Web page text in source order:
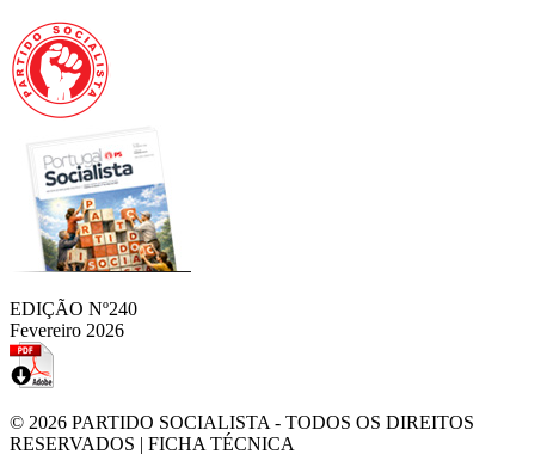
EDIÇÃO Nº240
Fevereiro 2026
© 2026 PARTIDO SOCIALISTA - TODOS OS DIREITOS
RESERVADOS | FICHA TÉCNICA